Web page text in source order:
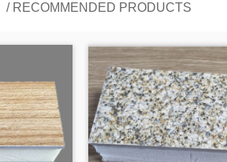
/ RECOMMENDED PRODUCTS